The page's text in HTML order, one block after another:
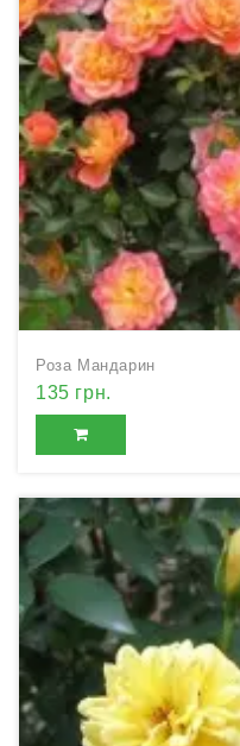
Роза Мандарин
135 грн.